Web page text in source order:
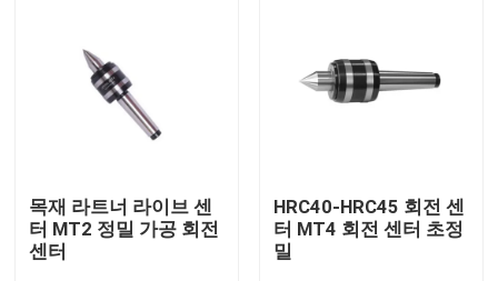
회사 소개
공장 여행
목재 라트너 라이브 센
터 MT2 정밀 가공 회전
센터
HRC40-HRC45 회전 센
터 MT4 회전 센터 초정
밀